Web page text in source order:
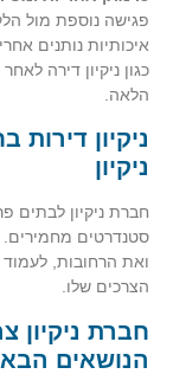
פגישה נוספת מול
איכותיות נותנים
כגון ניקיון דירה לאחר
הלאה.
ניקיון דירות
ניקיון
חברת ניקיון לבתים
סטנדרטים מחמירים.
ואת הרחובות, לעמוד
הצרכים שלו.
חברת ניקיון
הנושאים